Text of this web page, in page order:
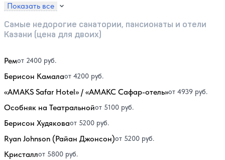
Показать все
Самые недорогие санатории, пансионаты и отели
Казани (цена для двоих)
Ремот 2400 руб.
Берисон Камалаот 4200 руб.
«AMAKS Safar Hotel» / «АМАКС Сафар-отель»от 4939 руб.
Особняк на Театральнойот 5100 руб.
Берисон Худяковаот 5200 руб.
Ryan Johnson (Райан Джонсон)от 5200 руб.
Кристаллот 5800 руб.